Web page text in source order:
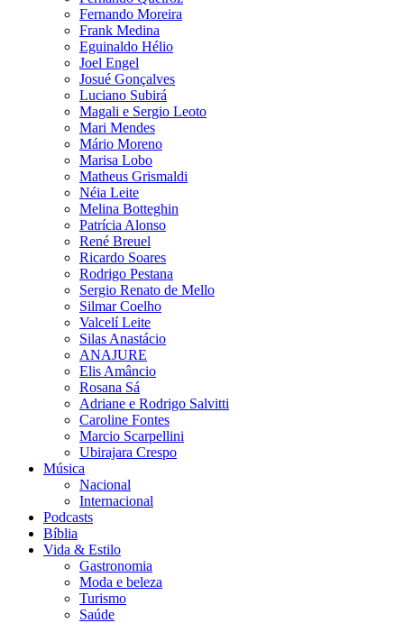
Fernando Moreira
Frank Medina
Eguinaldo Hélio
Joel Engel
Josué Gonçalves
Luciano Subirá
Magali e Sergio Leoto
Mari Mendes
Mário Moreno
Marisa Lobo
Matheus Grismaldi
Néia Leite
Melina Botteghin
Patrícia Alonso
René Breuel
Ricardo Soares
Rodrigo Pestana
Sergio Renato de Mello
Silmar Coelho
Valcelí Leite
Silas Anastácio
ANAJURE
Elis Amâncio
Rosana Sá
Adriane e Rodrigo Salvitti
Caroline Fontes
Marcio Scarpellini
Ubirajara Crespo
Música
Nacional
Internacional
Podcasts
Bíblia
Vida & Estilo
Gastronomia
Moda e beleza
Turismo
Saúde